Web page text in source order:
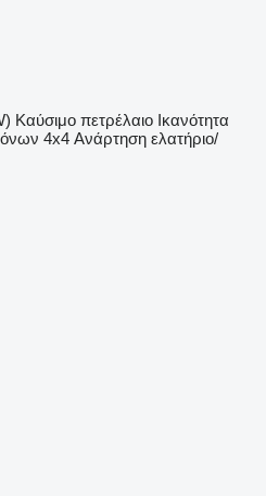
Καύσιμο πετρέλαιο Ικανότητα
4x4 Ανάρτηση ελατήριο/